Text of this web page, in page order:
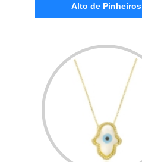
Alto de Pinheiros